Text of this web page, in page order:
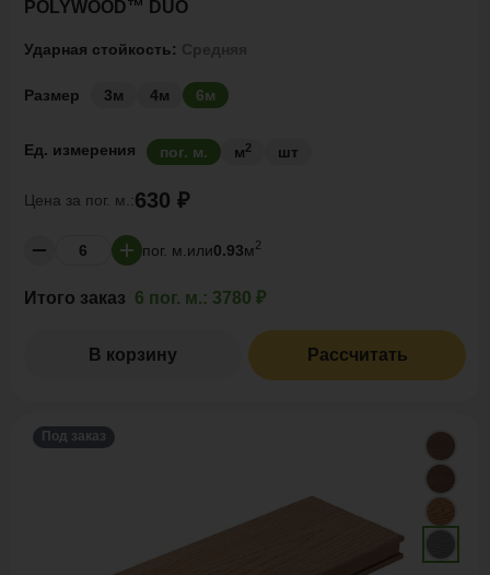
POLYWOOD™ DUO
Ударная стойкость:
Размер 3м 4м 6м
Ед. измерения пог. м. м2 шт
Цена за пог. м.:630 ₽
пог. м. или0.93м2
Итого заказ 6 пог. м.: 3780 ₽
В корзину Рассчитать
Под заказ